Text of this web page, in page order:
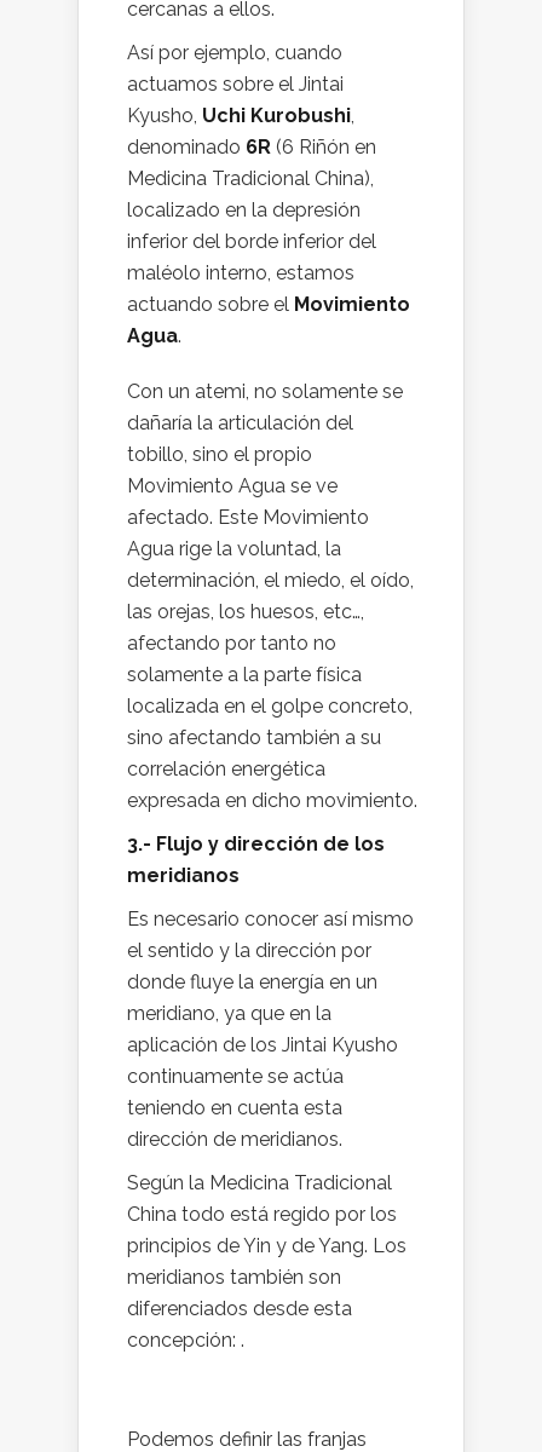
cercanas a ellos.
Así por ejemplo, cuando
actuamos sobre el Jintai
Kyusho, Uchi Kurobushi,
denominado 6R (6 Riñón en
Medicina Tradicional China),
localizado en la depresión
inferior del borde inferior del
maléolo interno, estamos
actuando sobre el Movimiento
Agua.
Con un atemi, no solamente se
dañaría la articulación del
tobillo, sino el propio
Movimiento Agua se ve
afectado. Este Movimiento
Agua rige la voluntad, la
determinación, el miedo, el oído,
las orejas, los huesos, etc…,
afectando por tanto no
solamente a la parte física
localizada en el golpe concreto,
sino afectando también a su
correlación energética
expresada en dicho movimiento.
3.- Flujo y dirección de los
meridianos
Es necesario conocer así mismo
el sentido y la dirección por
donde fluye la energía en un
meridiano, ya que en la
aplicación de los Jintai Kyusho
continuamente se actúa
teniendo en cuenta esta
dirección de meridianos.
Según la Medicina Tradicional
China todo está regido por los
principios de Yin y de Yang. Los
meridianos también son
diferenciados desde esta
concepción: .
Podemos definir las franjas